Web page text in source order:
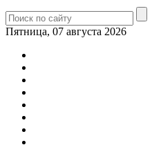
Пятница, 07 августа 2026